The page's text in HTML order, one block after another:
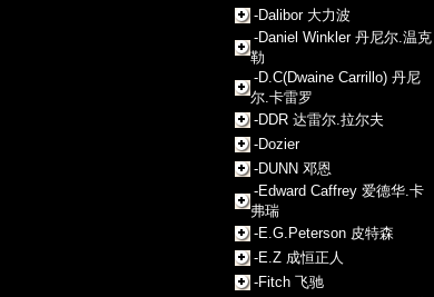
-Dalibor 大力波
-Daniel Winkler 丹尼尔.温克
勒
-D.C(Dwaine Carrillo) 丹尼
尔.卡雷罗
-DDR 达雷尔.拉尔夫
-Dozier
-DUNN 邓恩
-Edward Caffrey 爱德华.卡
弗瑞
-E.G.Peterson 皮特森
-E.Z 成恒正人
-Fitch 飞驰